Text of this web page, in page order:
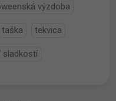
výzdoba
taška tekvica
sladkostí